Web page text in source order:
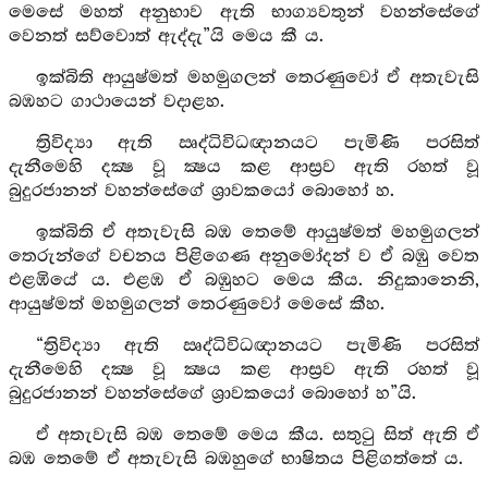
මෙසේ මහත් අනුභාව ඇති භාග්‍යවතුන් වහන්සේගේ
වෙනත් සව්වොත් ඇද්දැ”යි මෙය කී ය.
ඉක්බිති ආයුෂ්මත් මහමුගලන් තෙරණුවෝ ඒ අතැවැසි
බඹහට ගාථායෙන් වදාළහ.
ත්‍රිවිද්‍යා ඇති ඍද්ධිවිධඥානයට පැමිණි පරසිත්
දැනීමෙහි දක්‍ෂ වූ ක්‍ෂය කළ ආස්‍රව ඇති රහත් වූ
බුදුරජානන් වහන්සේගේ ශ්‍රාවකයෝ බොහෝ හ.
ඉක්බිති ඒ අතැවැසි බඹ තෙමේ ආයුෂ්මත් මහමුගලන්
තෙරුන්ගේ වචනය පිළිගෙණ අනුමෝදන් ව ඒ බඹු වෙත
එළඹියේ ය. එළඹ ඒ බඹුහට මෙය කීය. නිදුකානෙනි,
ආයුෂ්මත් මහමුගලන් තෙරණුවෝ මෙසේ කීහ.
“ත්‍රිවිද්‍යා ඇති ඍද්ධිවිධඥානයට පැමිණි පරසිත්
දැනීමෙහි දක්‍ෂ වූ ක්‍ෂය කළ ආස්‍රව ඇති රහත් වූ
බුදුරජානන් වහන්සේගේ ශ්‍රාවකයෝ බොහෝ හ”යි.
ඒ අතැවැසි බඹ තෙමේ මෙය කීය. සතුටු සිත් ඇති ඒ
බඹ තෙමේ ඒ අතැවැසි බඹහුගේ භාෂිතය පිළිගත්තේ ය.